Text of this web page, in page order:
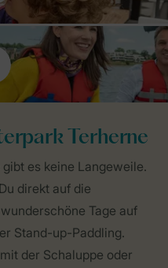
Terherne
es keine Langeweile.
direkt auf die
Tage auf
Stand-up-Paddling.
der Schaluppe oder